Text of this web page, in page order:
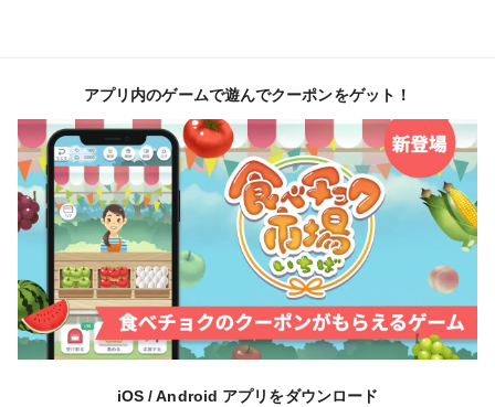
アプリ内のゲームで遊んでクーポンをゲット！
iOS / Android アプリをダウンロード